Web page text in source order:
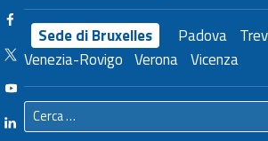
Sede di Bruxelles Padova
Venezia-Rovigo Verona Vicenza
Facebook Unioncamere Veneto
Twitter Unioncamere Veneto
Youtube Unioncamere Veneto
Linkedin Unioncamere Veneto
Ricerca per: